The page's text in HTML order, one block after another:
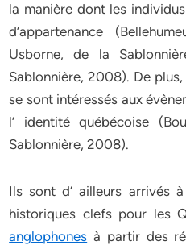
la manière dont les
d’appartenance
Usborne, de la
Sablonnière, 2008). De
se sont intéressés aux
l’ identité québécoise
Sablonnière, 2008).
Ils sont d’ ailleurs arrivés
historiques clefs pour les
anglophones à partir des